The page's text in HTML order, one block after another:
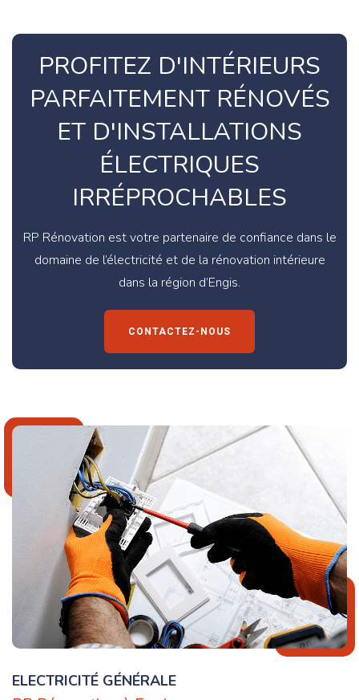
PROFITEZ D'INTÉRIEURS
PARFAITEMENT RÉNOVÉS
ET D'INSTALLATIONS
ÉLECTRIQUES
IRRÉPROCHABLES
RP Rénovation est votre partenaire de confiance dans le
domaine de l’électricité et de la rénovation intérieure
dans la région d’Engis.
CONTACTEZ-NOUS
ELECTRICITÉ GÉNÉRALE